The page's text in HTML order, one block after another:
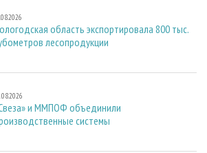
область экспортировала 800 тыс.
лесопродукции
и ММПОФ объединили
системы